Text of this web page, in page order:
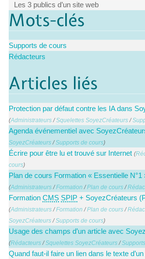
Les 3 publics d’un site web
Mots-clés
Supports de cours
Rédacteurs
Articles liés
Protection par défaut contre les IA dans
(Administrateurs /Squelettes SoyezCréateurs /
Agenda événementiel avec
SoyezCréateurs /Supports de cours)
Écrire pour être lu et trouvé sur Internet (
cours)
Plan de cours Formation « Essentielle
(Administrateurs /Formation /Plan de cours /
FormationCMS SPIP + SoyezCréateurs
(Administrateurs /Formation /Plan de cours /
SoyezCréateurs /Supports de cours)
Usage des champs d’un article avec
(Rédacteurs /Squelettes SoyezCréateurs /
Quand faut-il faire un lien dans le texte